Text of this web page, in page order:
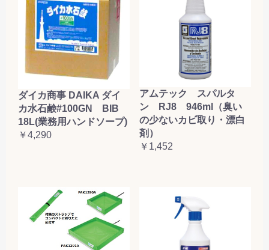
ダイカ商事 DAIKA ダイ
カ水石鹸#100GN BIB
18L(業務用ハンドソープ)
￥4,290
アムテック スパルタ
ン RJ8 946ml（臭い
の少ないカビ取り・漂白
剤）
￥1,452